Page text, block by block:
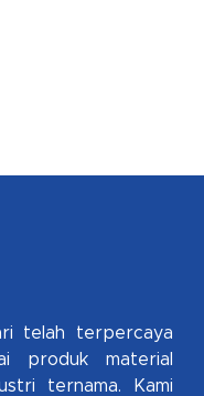
telah terpercaya
produk material
ternama. Kami